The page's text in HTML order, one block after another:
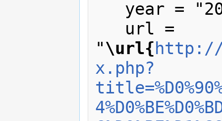
"\url{ http://
x.php?